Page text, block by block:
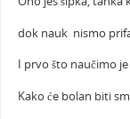
dok nauk nismo
I prvo što naučimo
Kako će bolan biti